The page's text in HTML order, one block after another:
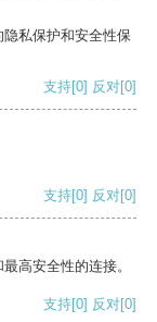
私保护和安全性保
支持[0] 反对[0]
支持[0] 反对[0]
高安全性的连接。
支持[0] 反对[0]